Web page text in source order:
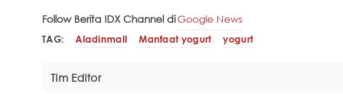
Follow Berita IDX Channel diGoogle News
TAG: Aladinmall Manfaat yogurt yogurt
Tim Editor